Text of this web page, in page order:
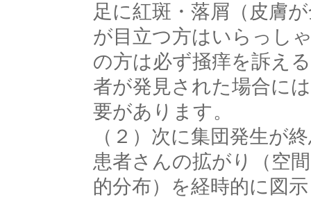
足に紅斑・落屑（皮膚
が目立つ方はいらっし
の方は必ず掻痒を訴え
者が発見された場合に
要があります。
（２）次に集団発生が
患者さんの拡がり（空
的分布）を経時的に図